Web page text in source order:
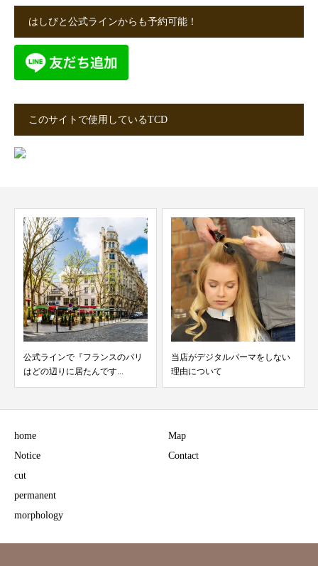
はしびと公式ラインからも予約可能！
このサイトで使用しているTCD
公式ラインで『フランスのパリ
はどの辺りに居たんです...
当店がデジタルパーマをしない
理由について
home
Notice
cut
permanent
morphology
Map
Contact